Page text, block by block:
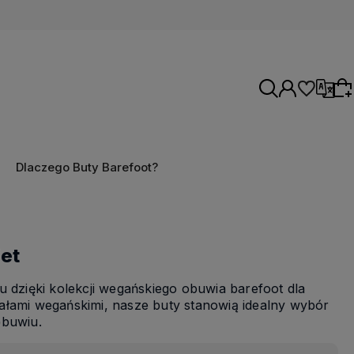
Dlaczego Buty Barefoot?
dzięki kolekcji wegańskiego obuwia barefoot dla
wegańskimi, nasze buty stanowią idealny wybór